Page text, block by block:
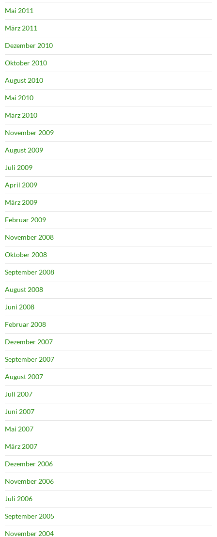
Mai 2011
März 2011
Dezember 2010
Oktober 2010
August 2010
Mai 2010
März 2010
November 2009
August 2009
Juli 2009
April 2009
März 2009
Februar 2009
November 2008
Oktober 2008
September 2008
August 2008
Juni 2008
Februar 2008
Dezember 2007
September 2007
August 2007
Juli 2007
Juni 2007
Mai 2007
März 2007
Dezember 2006
November 2006
Juli 2006
September 2005
November 2004